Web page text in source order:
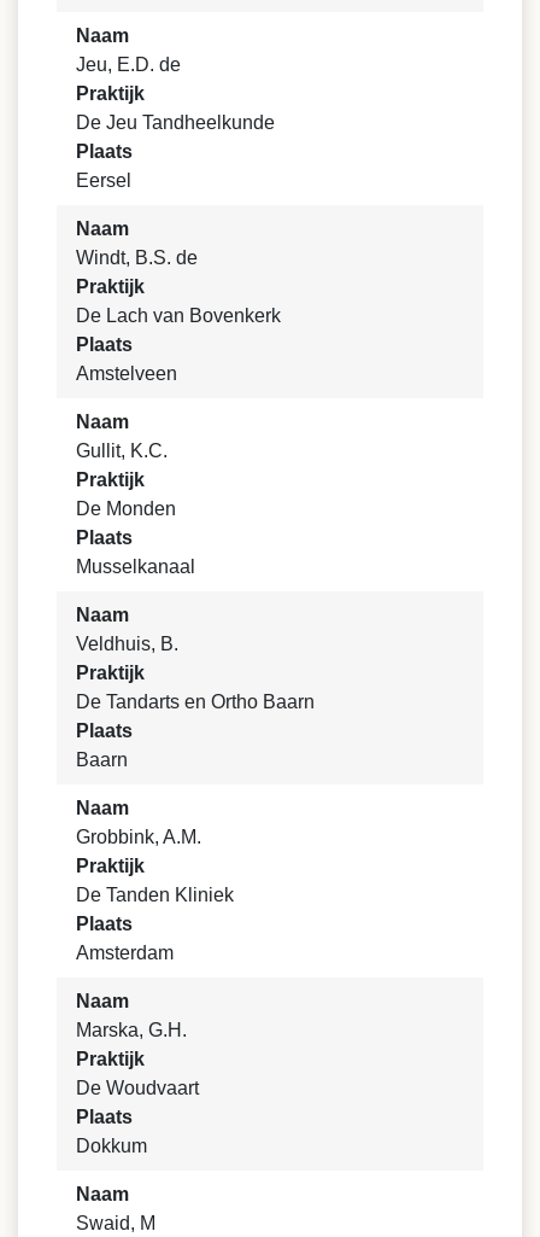
Naam
Jeu, E.D. de
Praktijk
De Jeu Tandheelkunde
Plaats
Eersel
Naam
Windt, B.S. de
Praktijk
De Lach van Bovenkerk
Plaats
Amstelveen
Naam
Gullit, K.C.
Praktijk
De Monden
Plaats
Musselkanaal
Naam
Veldhuis, B.
Praktijk
De Tandarts en Ortho Baarn
Plaats
Baarn
Naam
Grobbink, A.M.
Praktijk
De Tanden Kliniek
Plaats
Amsterdam
Naam
Marska, G.H.
Praktijk
De Woudvaart
Plaats
Dokkum
Naam
Swaid, M